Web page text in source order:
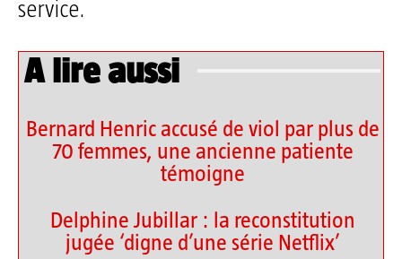
service.
A lire aussi
Bernard Henric accusé de viol par plus de
70 femmes, une ancienne patiente
témoigne
Delphine Jubillar : la reconstitution
jugée ‘digne d’une série Netflix’